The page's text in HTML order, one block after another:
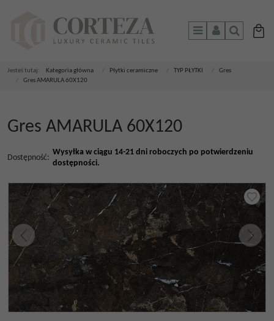
MenuPanelSzukaj
Jesteś tutaj: Kategoria główna Płytki ceramiczne TYP PŁYTKI
Gres
Gres AMARULA 60X120
Gres AMARULA 60X120
Dostępność:
Wysyłka w ciągu 14-21 dni roboczych po potwierdzeniu
dostępności.